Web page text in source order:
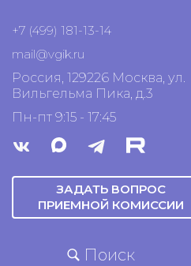
+7 (499) 181-13-14
mail@vgik.ru
Россия, 129226 Москва, ул.
Вильгельма Пика, д.3
Пн-пт 9:15 - 17:45
ЗАДАТЬ ВОПРОС
ПРИЕМНОЙ КОМИССИИ
Поиск